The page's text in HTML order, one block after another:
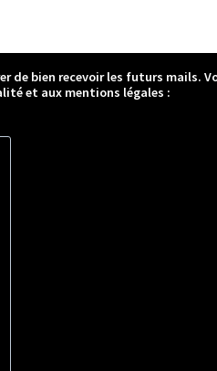
de bien recevoir les futurs mails.
et aux mentions légales :